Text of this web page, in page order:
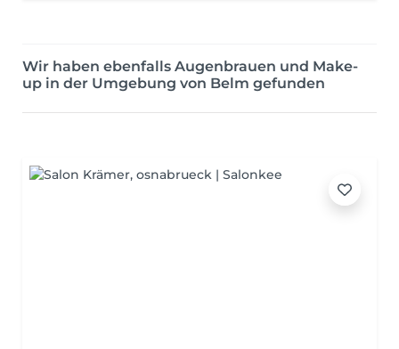
Wir haben ebenfalls Augenbrauen und Make-
up in der Umgebung von Belm gefunden